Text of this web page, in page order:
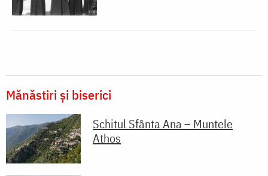
Mănăstiri și biserici
Schitul Sfânta Ana – Muntele
Athos